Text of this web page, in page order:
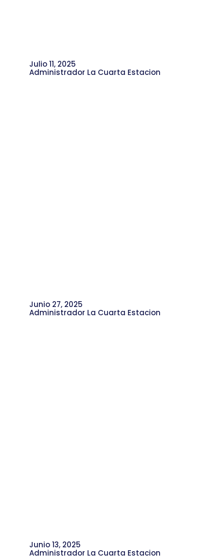
Julio 11, 2025
Administrador La Cuarta Estacion
Junio 27, 2025
Administrador La Cuarta Estacion
Junio 13, 2025
Administrador La Cuarta Estacion